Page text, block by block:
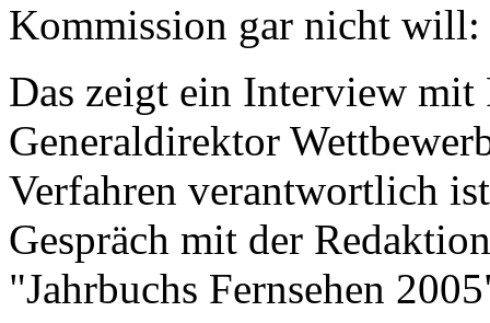
Kommission gar nicht will:
Das zeigt ein Interview
Generaldirektor
Verfahren verantwortlich
Gespräch mit der
"Jahrbuchs Fernsehen